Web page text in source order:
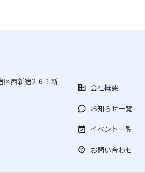
区西新宿2-6-1 新
会社概要
お知らせ一覧
イベント一覧
お問い合わせ